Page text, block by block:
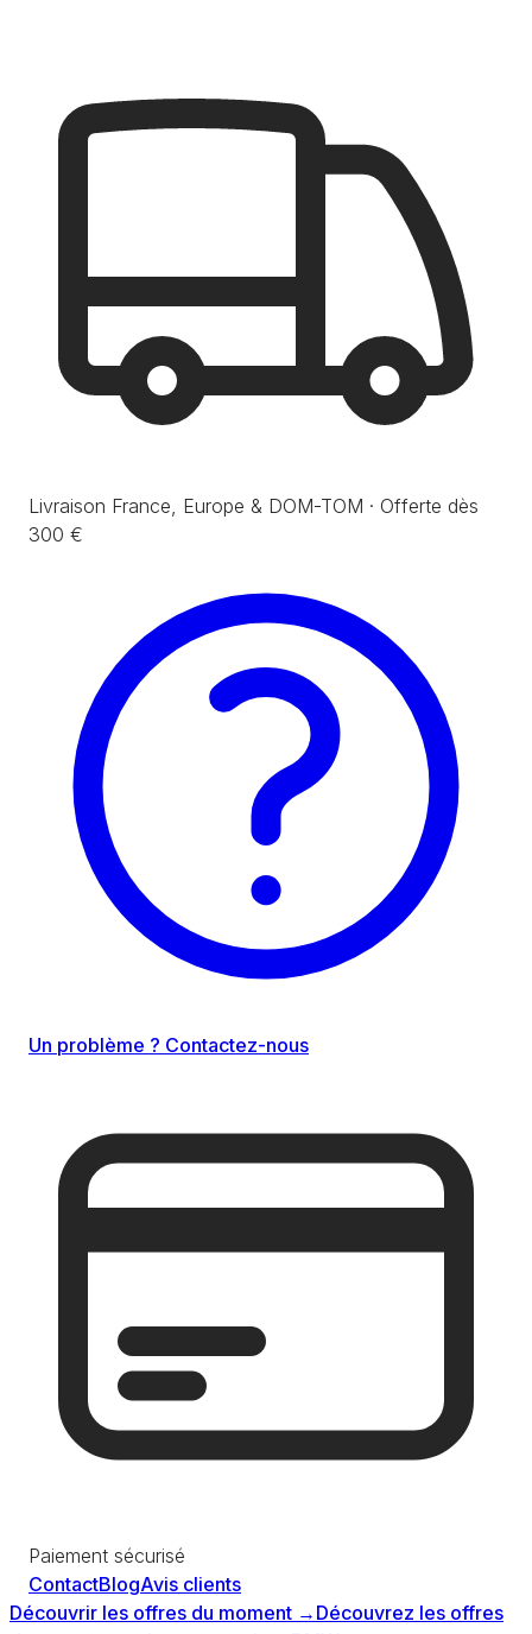
Livraison France, Europe & DOM-TOM · Offerte dès
300 €
Un problème ? Contactez-nous
Paiement sécurisé
ContactBlogAvis clients
Découvrir les offres du moment → Découvrez les offres